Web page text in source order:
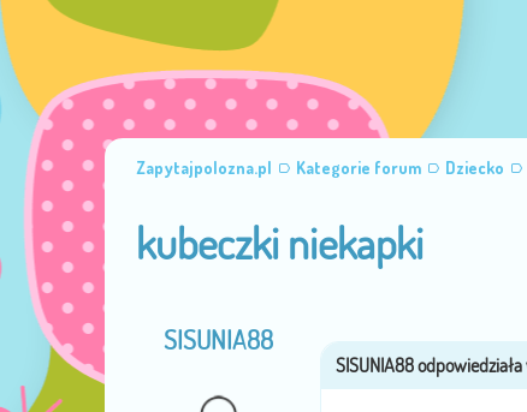
Zapytajpolozna.pl Kategorie forum Dziecko
kubeczki niekapki
SISUNIA88